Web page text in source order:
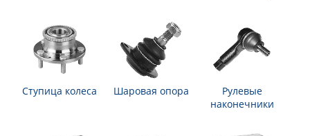
Ступица колеса Шаровая опора
Рулевые
наконечники